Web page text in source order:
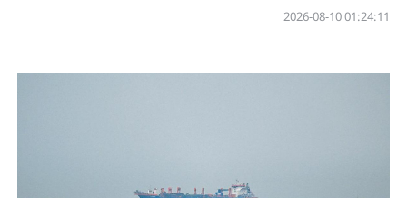
01:24:11 2026-08-10